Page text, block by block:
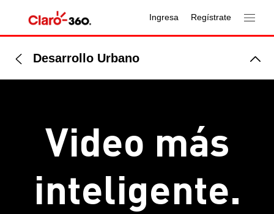
Ingresa Regístrate
Desarrollo Urbano
Video más
inteligente.